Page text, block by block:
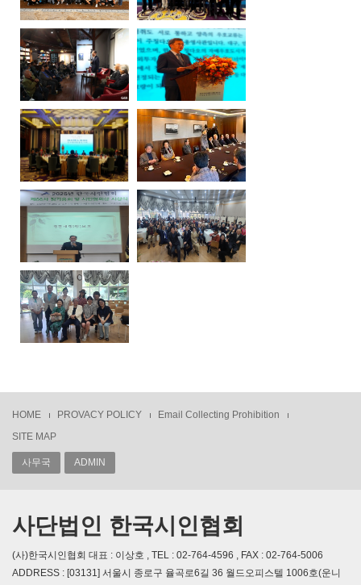
HOME PROVACY POLICY
Email Collecting Prohibition
SITE MAP
사무국 ADMIN
사단법인 한국시인협회
(사)한국시인협회 대표 : 이상호 , TEL : 02-764-4596 , FAX : 02-764-5006
ADDRESS : [03131] 서울시 종로구 율곡로6길 36 월드오피스텔 1006호(운니